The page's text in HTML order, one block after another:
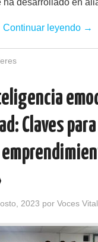
ha desarrollado en
Continuar leyendo →
Claves
2023 porVoces